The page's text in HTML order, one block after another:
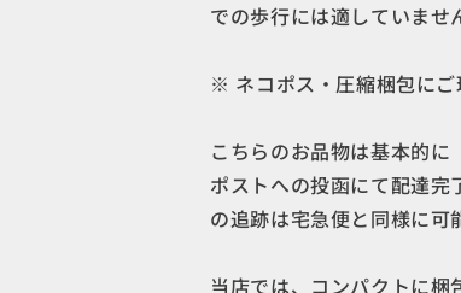
での歩行には適していま
※ ネコポス・圧縮梱包に
こちらのお品物は基本的に
ポストへの投函にて配達完
の追跡は宅急便と同様に可
当店では、コンパクトに梱